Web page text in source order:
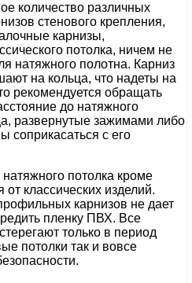
количество различных
стенового крепления,
карнизы,
потолка, ничем не
натяжного полотна. Карниз
на кольца, что надеты на
рекомендуется обращать
до натяжного
развернутые зажимами либо
соприкасаться с его
потолка кроме
классических изделий.
карнизов не дает
пленку ПВХ. Все
только в период
потолки так и вовсе